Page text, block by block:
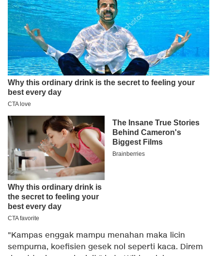
"Kampas enggak mampu menahan maka licin
sempurna, koefisien gesek nol seperti kaca. Direm